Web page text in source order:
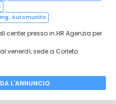
Automunito
center presso in.HR Agenzia per
venerdì, sede a Corleto
L'ANNUNCIO